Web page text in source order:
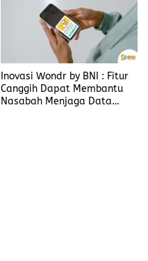
Inovasi Wondr by BNI : Fitur
Canggih Dapat Membantu
Nasabah Menjaga Data